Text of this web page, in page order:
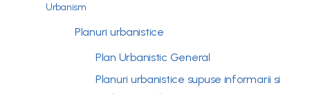
Urbanism
Planuri urbanistice
Plan Urbanistic General
Planuri urbanistice supuse informarii si